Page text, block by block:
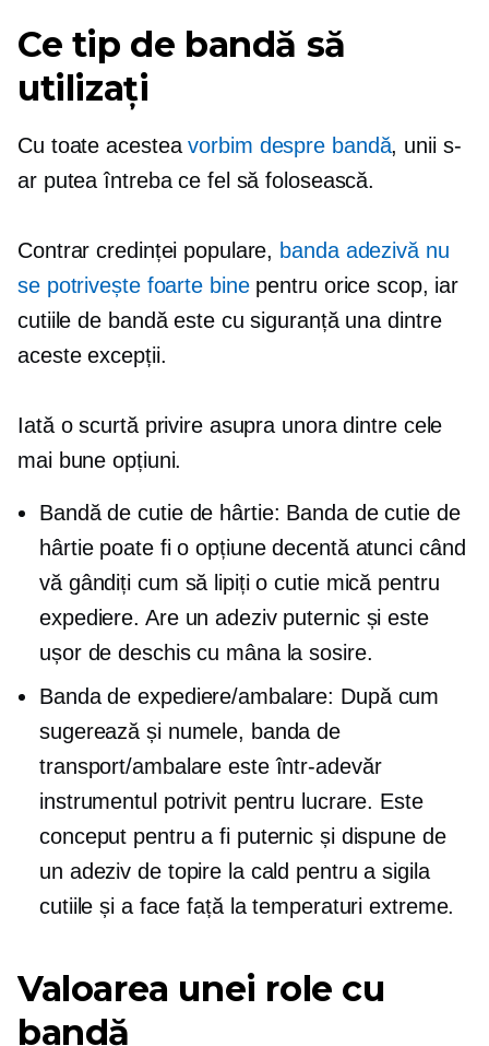
Ce tip de bandă să
utilizați
Cu toate acesteavorbim despre bandă, unii s-
ar putea întreba ce fel să folosească.
Contrar credinței populare, banda adezivă nu
se potrivește foarte binepentru orice scop, iar
cutiile de bandă este cu siguranță una dintre
aceste excepții.
Iată o scurtă privire asupra unora dintre cele
mai bune opțiuni.
Bandă de cutie de hârtie: Banda de cutie de
hârtie poate fi o opțiune decentă atunci când
vă gândiți cum să lipiți o cutie mică pentru
expediere. Are un adeziv puternic și este
ușor de deschis cu mâna la sosire.
Banda de expediere/ambalare: După cum
sugerează și numele, banda de
transport/ambalare este într-adevăr
instrumentul potrivit pentru lucrare. Este
conceput pentru a fi puternic și dispune de
un adeziv de topire la cald pentru a sigila
cutiile și a face față la temperaturi extreme.
Valoarea unei role cu
bandă